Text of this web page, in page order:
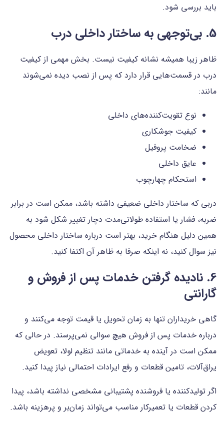
باید بررسی شود.
5. بی‌توجهی به ساختار داخلی درب
ظاهر زیبا همیشه نشانه کیفیت نیست. بخش مهمی از کیفیت
درب در قسمت‌هایی قرار دارد که پس از نصب دیده نمی‌شوند
مانند:
نوع تقویت‌کننده‌های داخلی
کیفیت جوشکاری
ضخامت پروفیل
عایق داخلی
استحکام چهارچوب
دربی که ساختار داخلی ضعیفی داشته باشد، ممکن است در برابر
ضربه، فشار یا استفاده طولانی‌مدت دچار تغییر شکل شود به
همین دلیل هنگام خرید، بهتر است درباره ساختار داخلی محصول
نیز سوال کنید، نه اینکه صرفا به ظاهر آن اکتفا کنید.
6. نادیده گرفتن خدمات پس از فروش و
گارانتی
گاهی خریداران تنها به زمان تحویل یا قیمت توجه می‌کنند و
درباره خدمات پس از فروش هیچ سوالی نمی‌پرسند. در حالی که
ممکن است در آینده به خدماتی مانند تنظیم لولا، تعویض
یراق‌آلات، تامین قطعات و رفع ایرادات احتمالی نیاز پیدا کنید.
اگر تولیدکننده یا فروشنده پشتیبانی مشخصی نداشته باشد، پیدا
کردن قطعات یا تعمیرکار مناسب می‌تواند زمان‌بر و پرهزینه باشد.